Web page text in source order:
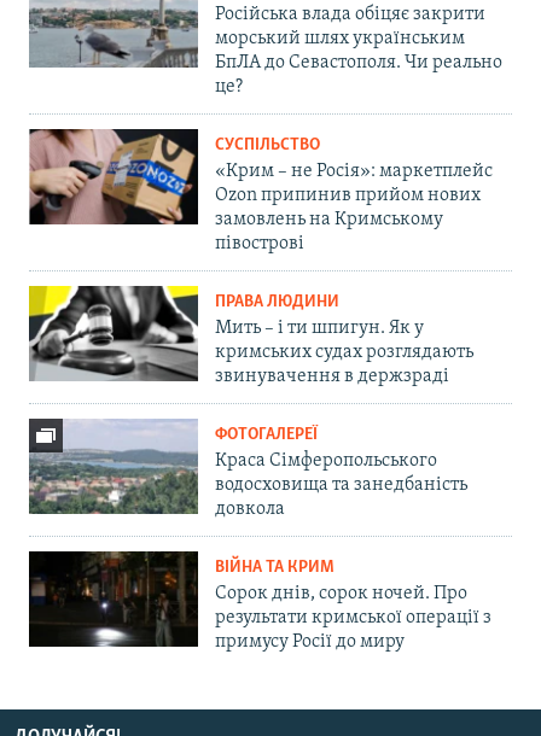
Російська влада обіцяє закрити
морський шлях українським
БпЛА до Севастополя. Чи реально
це?
СУСПІЛЬСТВО
«Крим – не Росія»: маркетплейс
Ozon припинив прийом нових
замовлень на Кримському
півострові
ПРАВА ЛЮДИНИ
Мить – і ти шпигун. Як у
кримських судах розглядають
звинувачення в держзраді
ФОТОГАЛЕРЕЇ
Краса Сімферопольського
водосховища та занедбаність
довкола
ВІЙНА ТА КРИМ
Сорок днів, сорок ночей. Про
результати кримської операції з
примусу Росії до миру